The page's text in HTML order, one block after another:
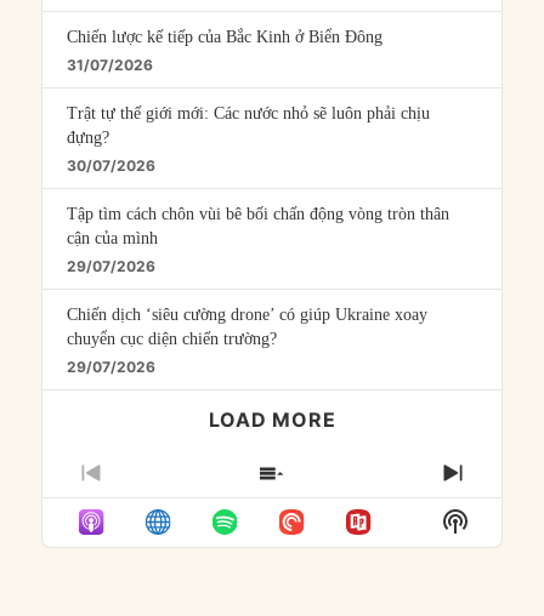
Chiến lược kế tiếp của Bắc Kinh ở Biển Đông
31/07/2026
Trật tự thế giới mới: Các nước nhỏ sẽ luôn phải chịu
đựng?
30/07/2026
Tập tìm cách chôn vùi bê bối chấn động vòng tròn thân
cận của mình
29/07/2026
Chiến dịch ‘siêu cường drone’ có giúp Ukraine xoay
chuyển cục diện chiến trường?
29/07/2026
LOAD MORE
PREVIOUS
EPISODE
SHOW
EPISODES
LIST
NEXT
Show
Podcast